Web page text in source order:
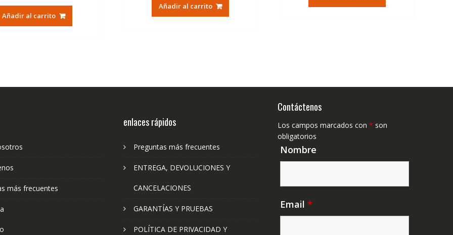
original
era:
actual
es:
Añadir al carrito
era:
es:
Añadir al carrito
era:
es:
más frecuentes
enlaces rápidos
Preguntas más frecuentes
ENTREGA, DEVOLUCIONES Y
CANCELACIONES
GARANTÍAS Y PRUEBAS
POLÍTICA DE PRIVACIDAD Y
Contáctenos
Los campos marcados con * son
obligatorios
Nombre
Email *